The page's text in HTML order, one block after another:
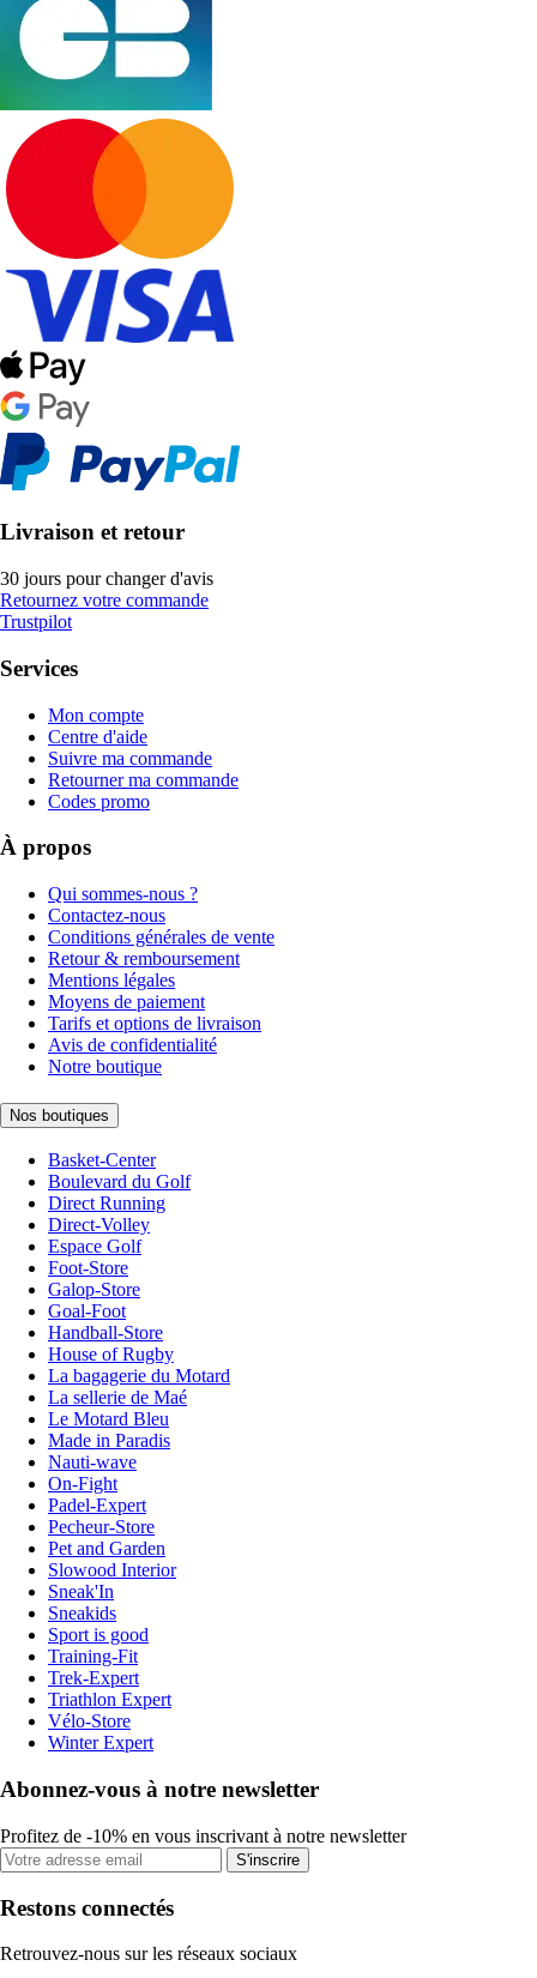
Livraison et retour
30 jours pour changer d'avis
Retournez votre commande
Trustpilot
Services
Mon compte
Centre d'aide
Suivre ma commande
Retourner ma commande
Codes promo
À propos
Qui sommes-nous ?
Contactez-nous
Conditions générales de vente
Retour & remboursement
Mentions légales
Moyens de paiement
Tarifs et options de livraison
Avis de confidentialité
Notre boutique
Nos boutiques
Basket-Center
Boulevard du Golf
Direct Running
Direct-Volley
Espace Golf
Foot-Store
Galop-Store
Goal-Foot
Handball-Store
House of Rugby
La bagagerie du Motard
La sellerie de Maé
Le Motard Bleu
Made in Paradis
Nauti-wave
On-Fight
Padel-Expert
Pecheur-Store
Pet and Garden
Slowood Interior
Sneak'In
Sneakids
Sport is good
Training-Fit
Trek-Expert
Triathlon Expert
Vélo-Store
Winter Expert
Abonnez-vous à notre newsletter
Profitez de -10% en vous inscrivant à notre newsletter
S'inscrire
Restons connectés
Retrouvez-nous sur les réseaux sociaux